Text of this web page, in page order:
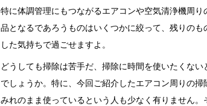
特に体調管理にもつながるエアコンや空気清浄機周
品となるであろうものはいくつかに絞って、残りの
した気持ちで過ごせますよ。
どうしても掃除は苦手だ、掃除に時間を使いたくな
でしょうか。特に、今回ご紹介したエアコン周りの
みれのまま使っているという人も少なく有りません